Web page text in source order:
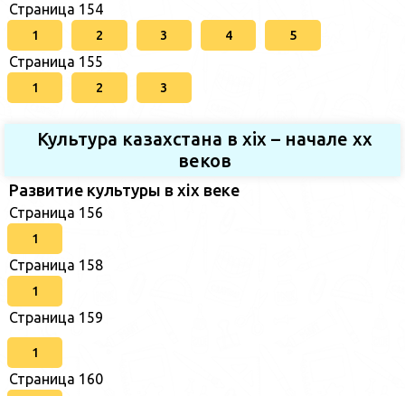
Страница 154
1 2 3 4 5
Страница 155
1 2 3
Культура казахстана в xix – начале хх
веков
Развитие культуры в xix веке
Страница 156
1
Страница 158
1
Страница 159
1
Страница 160